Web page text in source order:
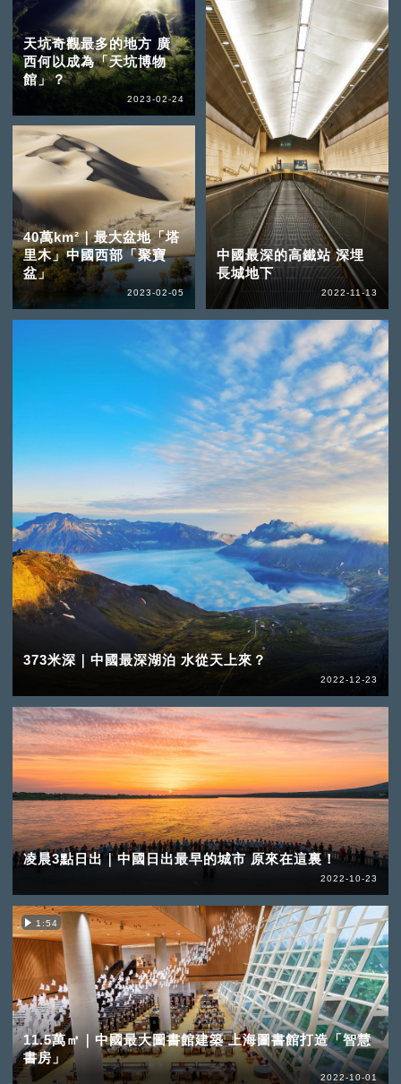
天坑奇觀最多的地方 廣
西何以成為「天坑博物
館」？
2023-02-24
40萬km²｜最大盆地「塔
里木」中國西部「聚寶
盆」
2023-02-05
373米深｜中國最深湖泊 水從天上來？
2022-12-23
中國最深的高鐵站 深埋
長城地下
2022-11-13
凌晨3點日出｜中國日出最早的城市 原來在這裏！
2022-10-23
1:54
11.5萬㎡｜中國最大圖書館建築 上海圖書館打造「智慧
書房」
2022-10-01